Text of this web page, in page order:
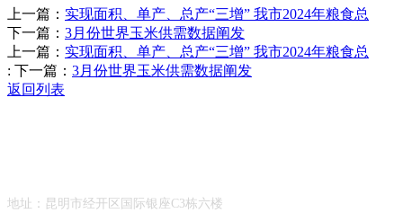
上一篇： 实现面积、单产、总产“三增” 我市2024年粮食总
下一篇： 3月份世界玉米供需数据阐发
上一篇： 实现面积、单产、总产“三增” 我市2024年粮食总
: 下一篇： 3月份世界玉米供需数据阐发
返回列表
地址：昆明市经开区国际银座C3栋六楼